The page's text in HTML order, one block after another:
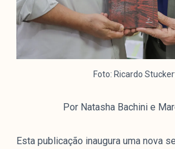
Equipe
Na Mídia
Contato
Foto: Ricardo
Por Natasha Bachini e
Esta publicação inaugura uma nova